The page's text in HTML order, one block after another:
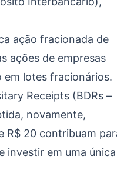
ação fracionada de
ações de empresas
em lotes fracionários.
Receipts (BDRs –
novamente,
R$ 20 contribuam
investir em uma única